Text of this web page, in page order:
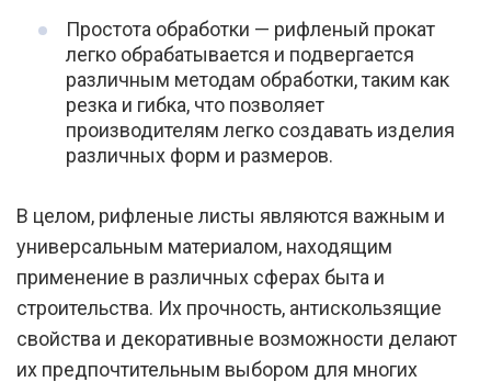
Простота обработки — рифленый прокат
легко обрабатывается и подвергается
различным методам обработки, таким как
резка и гибка, что позволяет
производителям легко создавать изделия
различных форм и размеров.
В целом, рифленые листы являются важным и
универсальным материалом, находящим
применение в различных сферах быта и
строительства. Их прочность, антискользящие
свойства и декоративные возможности делают
их предпочтительным выбором для многих